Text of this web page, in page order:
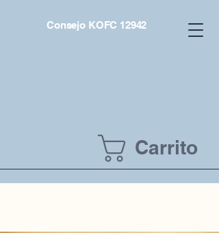
Consejo KOFC 12942
Carrito